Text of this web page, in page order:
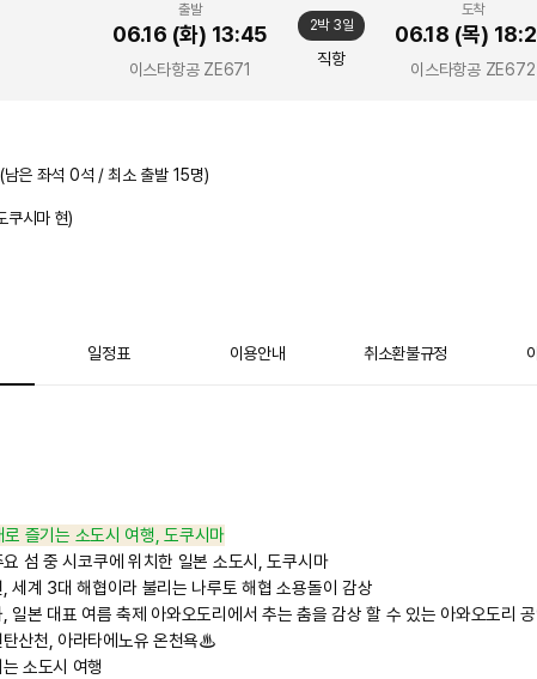
출발
06.16 (화) 13:45
이스타항공 ZE671
2박 3일
직항
도착
06.18 (목)
이스타항공 ZE672
남은 좌석 0석 / 최소 출발 15명)
쿠시마 현)
일정표 이용안내 취소환불규정
로 즐기는 소도시 여행, 도쿠시마
섬 중 시코쿠에 위치한 일본 소도시, 도쿠시마
세계 3대 해협이라 불리는 나루토 해협 소용돌이 감상
일본 대표 여름 축제 아와오도리에서 추는 춤을 감상 할 수 있는 아와오도리
산천, 아라타에노유 온천욕♨
소도시 여행